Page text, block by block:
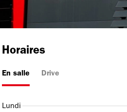
Horaires
En salle Drive
Lundi